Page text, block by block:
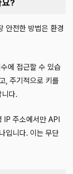
?
안전한 방법은 환경
에 접근할 수 있습
, 주기적으로 키를
다.
IP 주소에서만 API
입니다. 이는 무단